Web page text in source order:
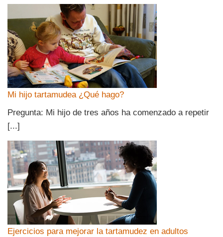
Mi hijo tartamudea ¿Qué hago?
Pregunta: Mi hijo de tres años ha comenzado a repetir
[...]
Ejercicios para mejorar la tartamudez en adultos